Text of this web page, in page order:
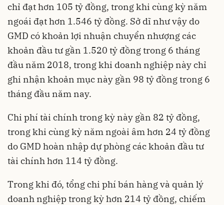
chỉ đạt hơn 105 tỷ đồng, trong khi cùng kỳ năm
ngoái đạt hơn 1.546 tỷ đồng. Sở dĩ như vậy do
GMD có khoản lợi nhuận chuyển nhượng các
khoản đầu tư gần 1.520 tỷ đồng trong 6 tháng
đầu năm 2018, trong khi doanh nghiệp này chỉ
ghi nhận khoản mục này gần 98 tỷ đồng trong 6
tháng đầu năm nay.
Chi phí tài chính trong kỳ này gần 82 tỷ đồng,
trong khi cùng kỳ năm ngoài âm hơn 24 tỷ đồng
do GMD hoàn nhập dự phòng các khoản đầu tư
tài chính hơn 114 tỷ đồng.
Trong khi đó, tổng chi phí bán hàng và quản lý
doanh nghiệp trong kỳ hơn 214 tỷ đồng, chiếm